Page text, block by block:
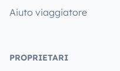
Aiuto viaggiatore
PROPRIETARI